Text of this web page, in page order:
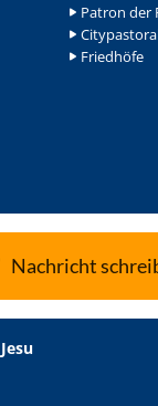
Patron der
Friedhöfe
Nachricht